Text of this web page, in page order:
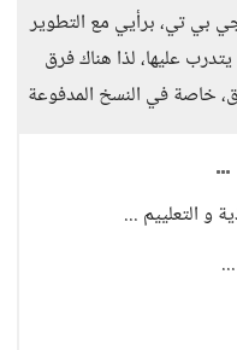
بي تي، برأيي مع التطوير
عليها، لذا هناك فرق
خاصة في النسخ المدفوعة
و التعلييم ...